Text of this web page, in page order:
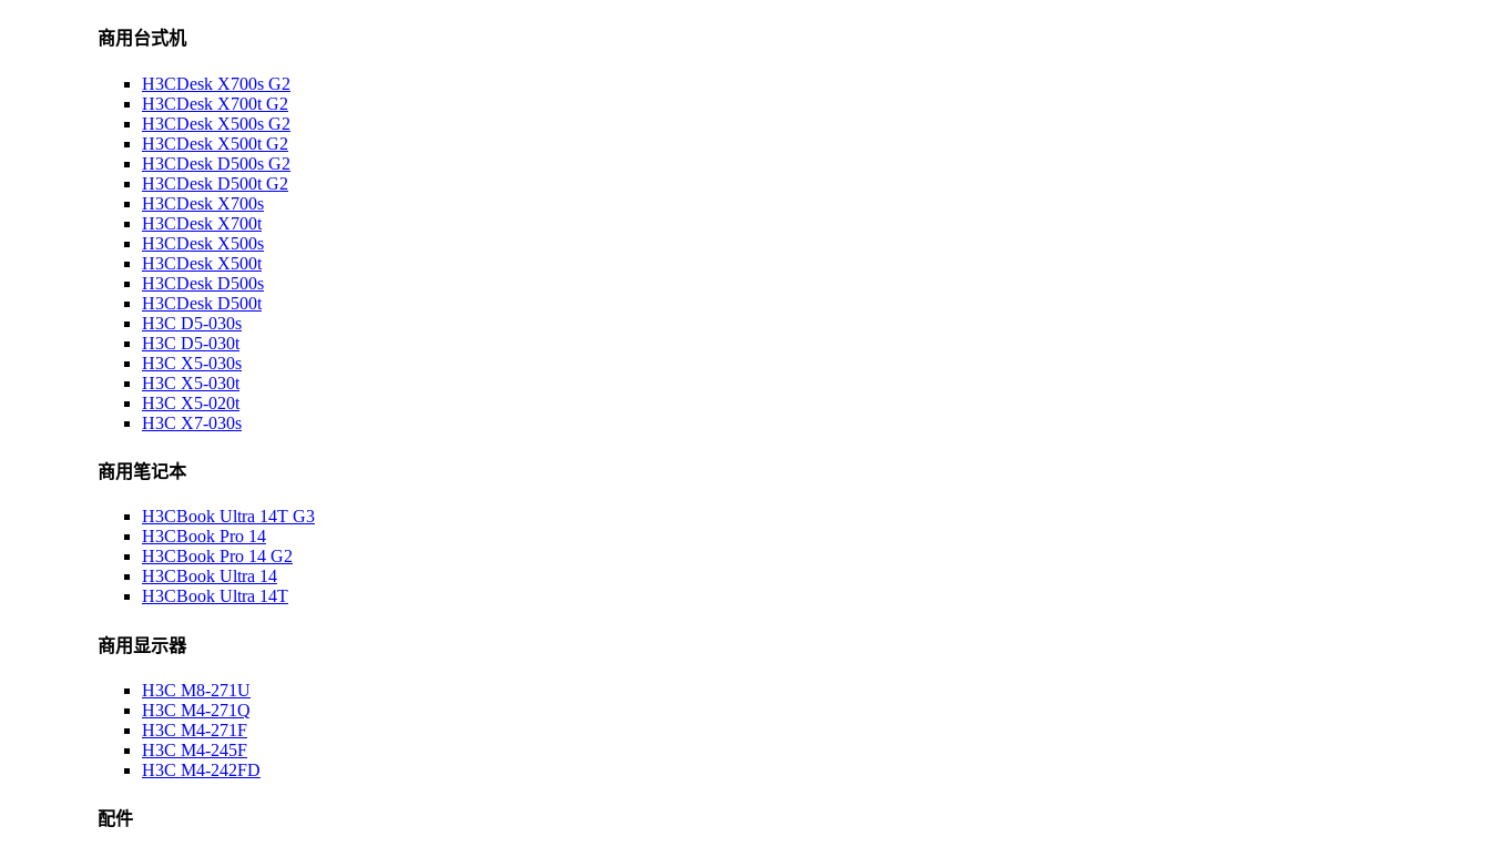
商用台式机
H3CDesk X700s G2
H3CDesk X700t G2
H3CDesk X500s G2
H3CDesk X500t G2
H3CDesk D500s G2
H3CDesk D500t G2
H3CDesk X700s
H3CDesk X700t
H3CDesk X500s
H3CDesk X500t
H3CDesk D500s
H3CDesk D500t
H3C D5-030s
H3C D5-030t
H3C X5-030s
H3C X5-030t
H3C X5-020t
H3C X7-030s
商用笔记本
H3CBook Ultra 14T G3
H3CBook Pro 14
H3CBook Pro 14 G2
H3CBook Ultra 14
H3CBook Ultra 14T
商用显示器
H3C M8-271U
H3C M4-271Q
H3C M4-271F
H3C M4-245F
H3C M4-242FD
配件